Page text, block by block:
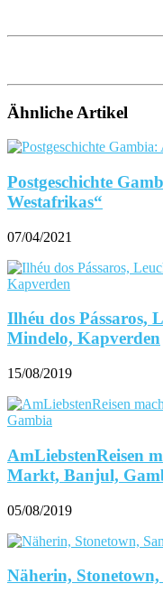
Ähnliche Artikel
Postgeschichte
Westafrikas“
07/04/2021
Ilhéu dos Pássaros,
Mindelo, Kapverden
15/08/2019
AmLiebstenReisen
Markt, Banjul,
05/08/2019
Näherin,